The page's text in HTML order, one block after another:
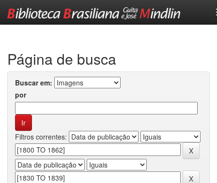
Página de busca
Buscar em:
por
Filtros correntes: